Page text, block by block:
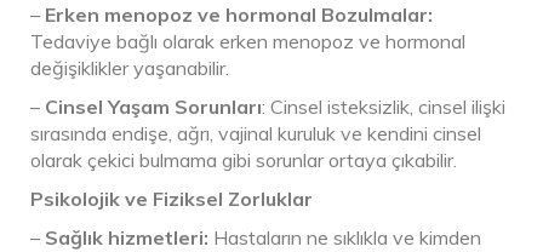
– Erken menopoz ve hormonal Bozulmalar:
Tedaviye bağlı olarak erken menopoz ve hormonal
değişiklikler yaşanabilir.
– Cinsel Yaşam Sorunları: Cinsel isteksizlik, cinsel ilişki
sırasında endişe, ağrı, vajinal kuruluk ve kendini cinsel
olarak çekici bulmama gibi sorunlar ortaya çıkabilir.
Psikolojik ve Fiziksel Zorluklar
– Sağlık hizmetleri: Hastaların ne sıklıkla ve kimden